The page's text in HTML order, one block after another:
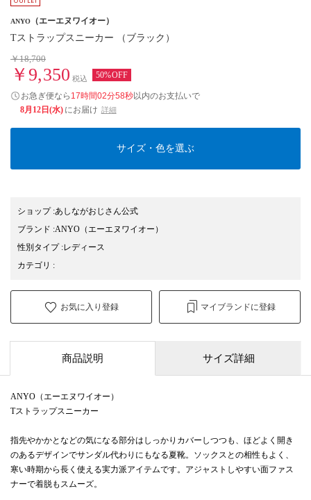
ANYO （エーエヌワイオー）
Tストラップスニーカー （ブラック）
￥18,700
￥9,350 税込 50%OFF
お急ぎ便なら 17時間02分57秒以内のお支払いで
8月12日(水) にお届け 詳細
サイズ・色を選ぶ
ショップ:あしながおじさん公式
ブランド :ANYO （エーエヌワイオー）
性別タイプ:レディース
カテゴリ :
お気に入り登録 マイブランドに登録
商品説明 サイズ詳細
ANYO（エーエヌワイオー）
Tストラップスニーカー
指先やかかとなどの気になる部分はしっかりカバーしつつも、ほどよく開き
のあるデザインでサンダル代わりにもなる夏靴。ソックスとの相性もよく、
寒い時期から長く使える実力派アイテムです。アジャストしやすい面ファス
ナーで着脱もスムーズ。